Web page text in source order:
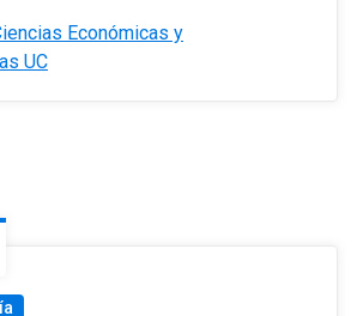
Económicas y
UC